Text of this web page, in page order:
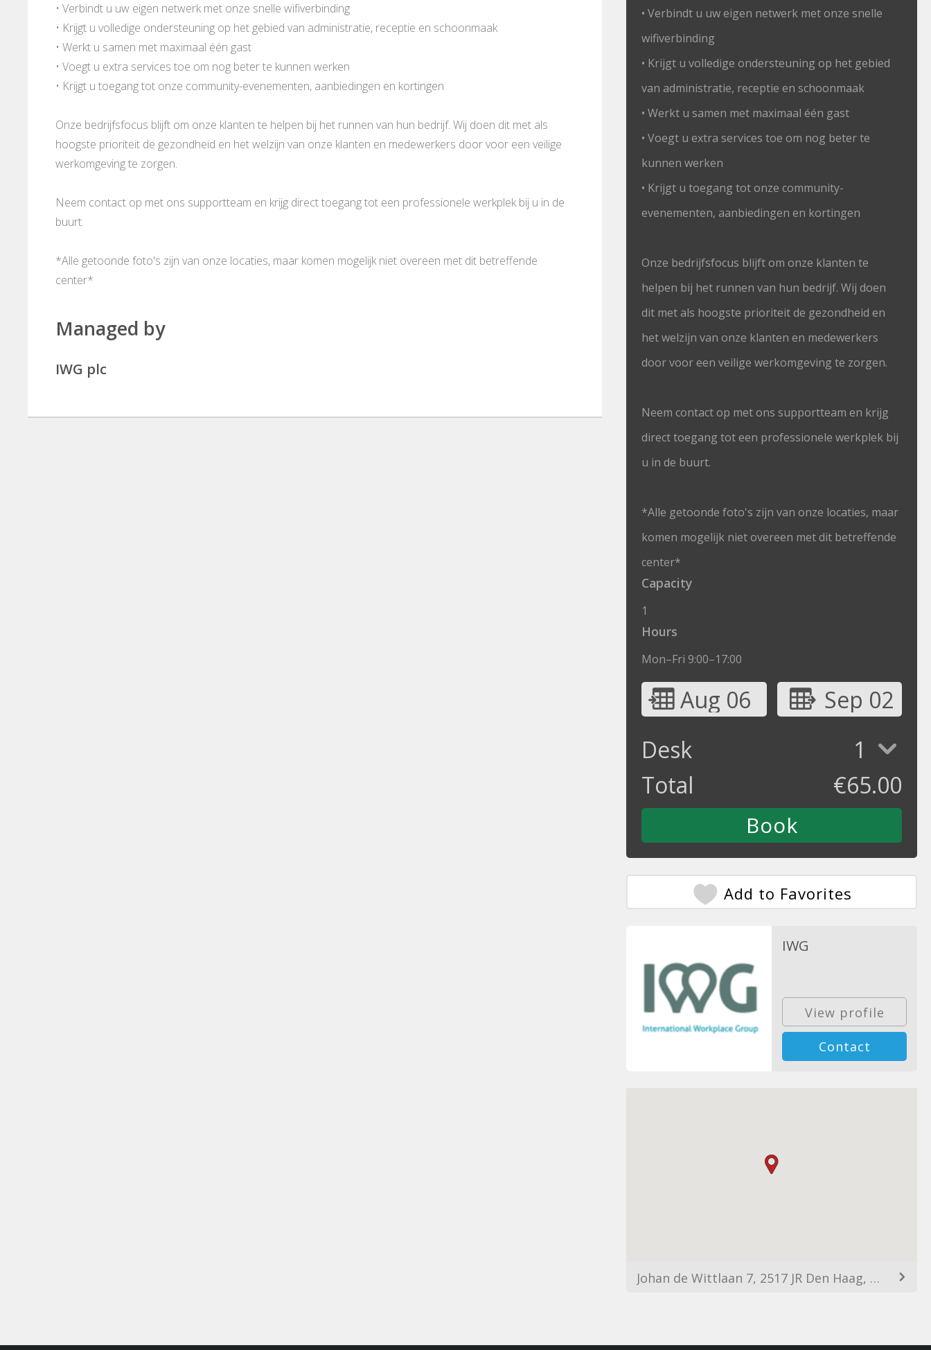
• Verbindt u uw eigen netwerk met onze snelle wifiverbinding
• Krijgt u volledige ondersteuning op het gebied van administratie, receptie en schoonmaak
• Werkt u samen met maximaal één gast
• Voegt u extra services toe om nog beter te kunnen werken
• Krijgt u toegang tot onze community-evenementen, aanbiedingen en kortingen
Onze bedrijfsfocus blijft om onze klanten te helpen bij het runnen van hun bedrijf. Wij doen dit met als
hoogste prioriteit de gezondheid en het welzijn van onze klanten en medewerkers door voor een veilige
werkomgeving te zorgen.
Neem contact op met ons supportteam en krijg direct toegang tot een professionele werkplek bij u in de
buurt.
*Alle getoonde foto's zijn van onze locaties, maar komen mogelijk niet overeen met dit betreffende
center*
Managed by
IWG plc
• Verbindt u uw eigen netwerk met onze snelle
wifiverbinding
• Krijgt u volledige ondersteuning op het gebied
van administratie, receptie en schoonmaak
• Werkt u samen met maximaal één gast
• Voegt u extra services toe om nog beter te
kunnen werken
• Krijgt u toegang tot onze community-
evenementen, aanbiedingen en kortingen
Onze bedrijfsfocus blijft om onze klanten te
helpen bij het runnen van hun bedrijf. Wij doen
dit met als hoogste prioriteit de gezondheid en
het welzijn van onze klanten en medewerkers
door voor een veilige werkomgeving te zorgen.
Neem contact op met ons supportteam en krijg
direct toegang tot een professionele werkplek bij
u in de buurt.
*Alle getoonde foto's zijn van onze locaties, maar
komen mogelijk niet overeen met dit betreffende
center*
Capacity
1
Hours
Mon–Fri 9:00–17:00
Aug 06
Sep 02
Desk
1
Total
€65.00
Add to Favorites
IWG
View profile
Contact
Johan de Wittlaan 7, 2517 JR Den Haag, Netherlands